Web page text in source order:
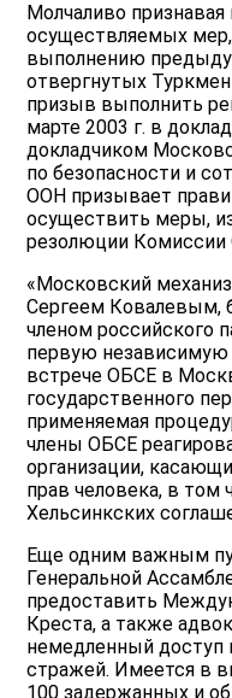
Молчаливо
осуществляемых
выполнению
отвергнутых
призыв выполнить
марте 2003 г. в
докладчиком
по безопасности и
ООН призывает
осуществить меры,
резолюции Комиссии
«Московский
Сергеем
членом российского
первую
встрече ОБСЕ в
государственного
применяемая
члены ОБСЕ
организации,
прав человека, в том
Хельсинкских
Еще одним важным
Генеральной
предоставить
Креста, а также
немедленный доступ
стражей. Имеется в
100 задержанных и